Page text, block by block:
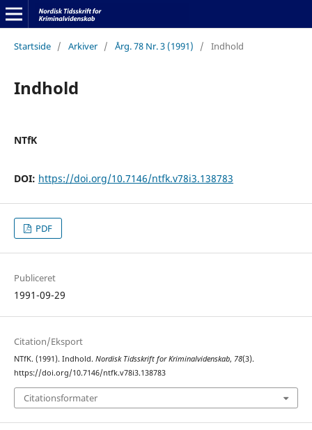
Startside / Arkiver / Årg. 78 Nr. 3 (1991) / Indhold
Indhold
NTfK
DOI: https://doi.org/10.7146/ntfk.v78i3.138783
PDF
Publiceret
1991-09-29
Citation/Eksport
NTfK. (1991). Indhold. Nordisk Tidsskrift for Kriminalvidenskab, 78(3).
https://doi.org/10.7146/ntfk.v78i3.138783
Citationsformater